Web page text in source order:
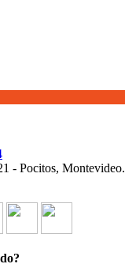
- Pocitos, Montevideo.